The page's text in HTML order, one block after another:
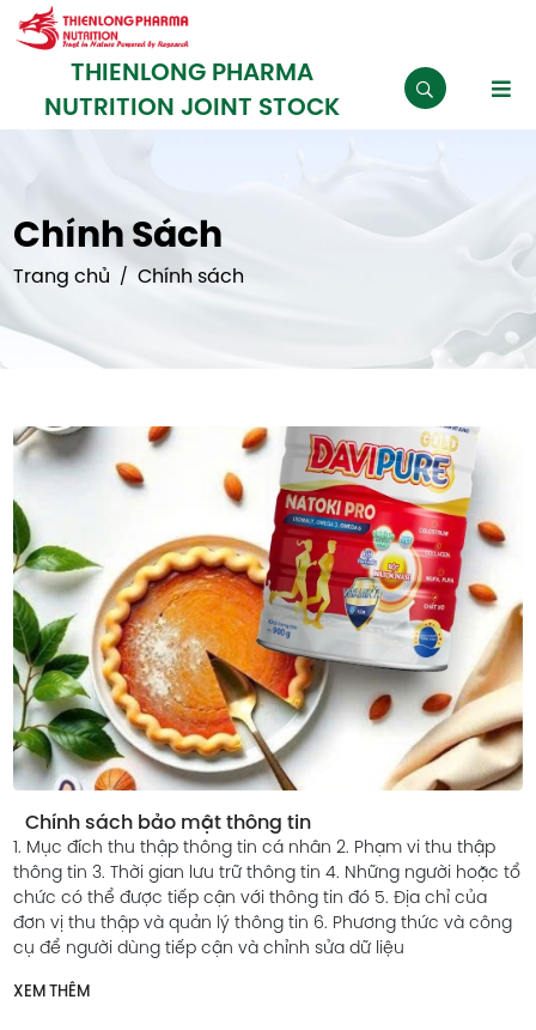
THIENLONG PHARMA
NUTRITION JOINT STOCK
Chính Sách
Trang chủ Chính sách
Chính sách bảo mật thông tin
1. Mục đích thu thập thông tin cá nhân 2. Phạm vi thu thập
thông tin 3. Thời gian lưu trữ thông tin 4. Những người hoặc tổ
chức có thể được tiếp cận với thông tin đó 5. Địa chỉ của
đơn vị thu thập và quản lý thông tin 6. Phương thức và công
cụ để người dùng tiếp cận và chỉnh sửa dữ liệu
XEM THÊM